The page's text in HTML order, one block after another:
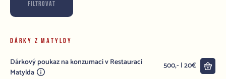
FILTROVAT
DÁRKY Z MATYLDY
Dárkový poukaz na konzumaci v Restauraci
Matylda
500,- | 20€